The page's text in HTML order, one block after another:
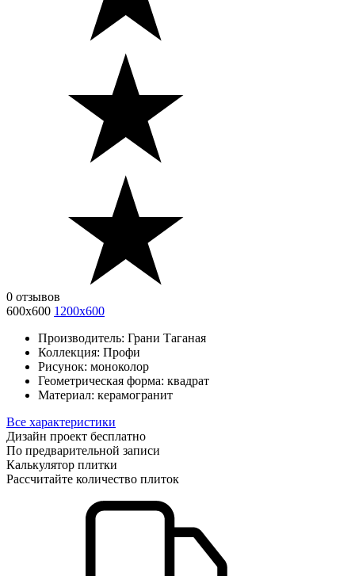
0 отзывов
600х600 1200х600
Производитель: Грани Таганая
Коллекция: Профи
Рисунок: моноколор
Геометрическая форма: квадрат
Материал: керамогранит
Все характеристики
Дизайн проект бесплатно
По предварительной записи
Калькулятор плитки
Рассчитайте количество плиток